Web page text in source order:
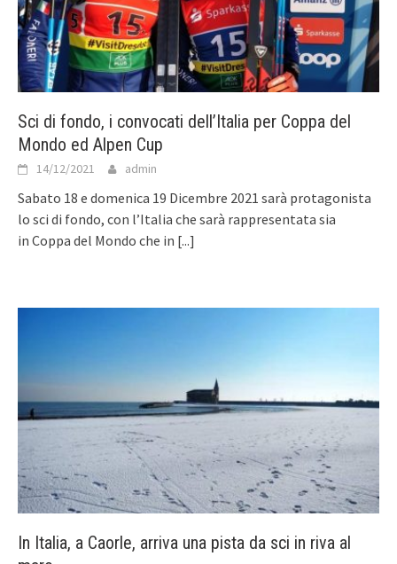
Sci di fondo, i convocati dell’Italia per Coppa del
Mondo ed Alpen Cup
14/12/2021 admin
Sabato 18 e domenica 19 Dicembre 2021 sarà protagonista
lo sci di fondo, con l’Italia che sarà rappresentata sia
in Coppa del Mondo che in [...]
In Italia, a Caorle, arriva una pista da sci in riva al